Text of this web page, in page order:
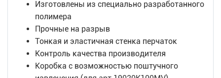
Изготовлены из специально разработанного
полимера
Прочные на разрыв
Тонкая и эластичная стенка перчаток
Контроль качества производителя
Коробка с возможностью поштучного